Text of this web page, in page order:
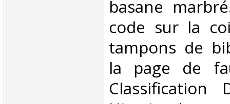
basane
code sur la
tampons de
la page de
Classification